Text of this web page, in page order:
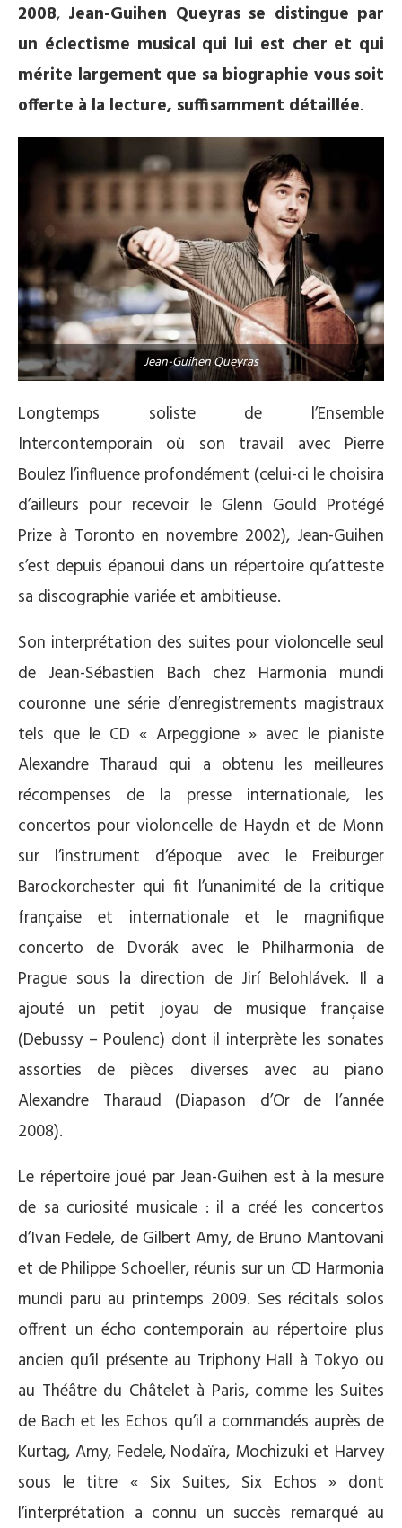
2008, Jean-Guihen Queyras se distingue par
un éclectisme musical qui lui est cher et qui
mérite largement que sa biographie vous soit
offerte à la lecture, suffisamment détaillée.
Jean-Guihen Queyras
Longtemps soliste de l’Ensemble
Intercontemporain où son travail avec Pierre
Boulez l’influence profondément (celui-ci le choisira
d’ailleurs pour recevoir le Glenn Gould Protégé
Prize à Toronto en novembre 2002), Jean-Guihen
s’est depuis épanoui dans un répertoire qu’atteste
sa discographie variée et ambitieuse.
Son interprétation des suites pour violoncelle seul
de Jean-Sébastien Bach chez Harmonia mundi
couronne une série d’enregistrements magistraux
tels que le CD « Arpeggione » avec le pianiste
Alexandre Tharaud qui a obtenu les meilleures
récompenses de la presse internationale, les
concertos pour violoncelle de Haydn et de Monn
sur l’instrument d’époque avec le Freiburger
Barockorchester qui fit l’unanimité de la critique
française et internationale et le magnifique
concerto de Dvorák avec le Philharmonia de
Prague sous la direction de Jirí Belohlávek. Il a
ajouté un petit joyau de musique française
(Debussy – Poulenc) dont il interprète les sonates
assorties de pièces diverses avec au piano
Alexandre Tharaud (Diapason d’Or de l’année
2008).
Le répertoire joué par Jean-Guihen est à la mesure
de sa curiosité musicale : il a créé les concertos
d’Ivan Fedele, de Gilbert Amy, de Bruno Mantovani
et de Philippe Schoeller, réunis sur un CD Harmonia
mundi paru au printemps 2009. Ses récitals solos
offrent un écho contemporain au répertoire plus
ancien qu’il présente au Triphony Hall à Tokyo ou
au Théâtre du Châtelet à Paris, comme les Suites
de Bach et les Echos qu’il a commandés auprès de
Kurtag, Amy, Fedele, Nodaïra, Mochizuki et Harvey
sous le titre « Six Suites, Six Echos » dont
l’interprétation a connu un succès remarqué au